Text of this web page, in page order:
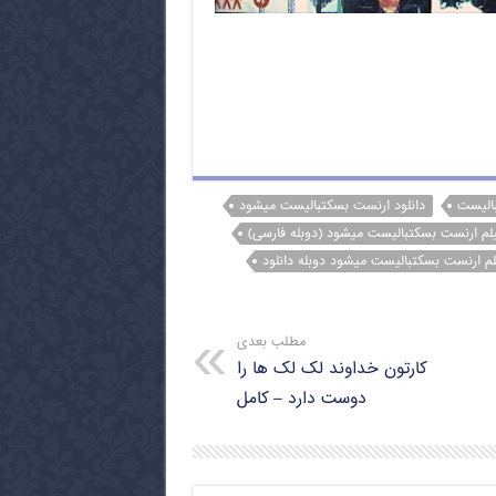
دانلود ارنست بسکتبالیست میشود
ارنست بسکتبالیست میشود (دوبله فارسی)
ارنست بسکتبالیست میشود دوبله دانلود
مطلب بعدی
کارتون خداوند لک لک ها را
دوست دارد – کامل